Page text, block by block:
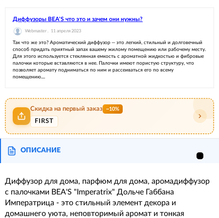
Диффузоры BEA'S что это и зачем они нужны?
Webmaster . 11 апреля 2023
Так что же это? Ароматический диффузор — это легкий, стильный и долговечный
способ придать приятный запах вашему жилому помещению или рабочему месту.
Для этого используется стеклянная емкость с ароматной жидкостью и фибровые
палочки которые вставляются в нее. Палочки имеют пористую структуру, что
позволяет аромату подниматься по ним и рассеиваться его по всему
помещению....
Скидка на первый заказ −10%
FIRST
ОПИСАНИЕ
Диффузор для дома, парфюм для дома, аромадиффузор
с палочками BEA'S "Imperatrix" Дольче Габбана
Императрица - это стильный элемент декора и
домашнего уюта, неповторимый аромат и тонкая